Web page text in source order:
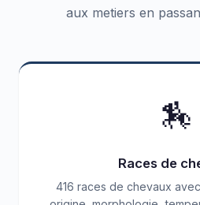
aux metiers en
🏇
Races de
416 races de chevaux